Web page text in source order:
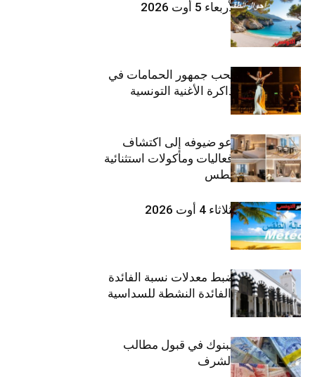
طقس اليوم الأربعاء 5 أوت 2026
بثينة نابولي تصحب جمهور الحمامات في
“دوليشة” بين ذاكرة الأغنية التونسية
وإنتاجها الجديد
ذا إتش دبي يدعو ضيوفه إلى اكتشاف
تجارب إقامة وفعاليات ومأكولات استثنائية
خلال شهر أغسطس
طقس اليوم الثلاثاء 4 أوت 2026
وزارة المالية: ضبط معدلات نسبة الفائدة
الفعلية وحدود الفائدة النشطة للسداسية
الثانية
موعد انطلاق البنوك في قبول مطالب
القروض على الشرف